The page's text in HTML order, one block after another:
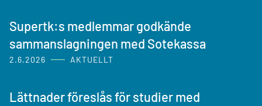
Supertk:s medlemmar godkände
sammanslagningen med Sotekassa
2.6.2026 AKTUELLT
Lättnader föreslås för studier med